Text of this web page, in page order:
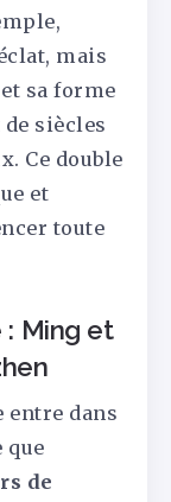
mais
sa forme
siècles
Ce double
et
toute
: Ming et
entre dans
que
de